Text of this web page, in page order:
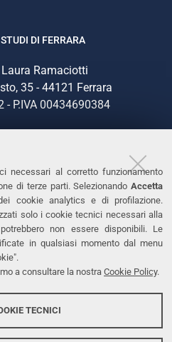
necessari al corretto funzionamento
di terze parti. Selezionando Accetta
cookie analytics e di profilazione.
solo i cookie tecnici necessari alla
non essere disponibili. Le
in qualsiasi momento dal menu
a consultare la nostra Cookie Policy.
TECNICI
DI FERRARA
Ramaciotti
35 - 44121 Ferrara
- P.IVA 00434690384